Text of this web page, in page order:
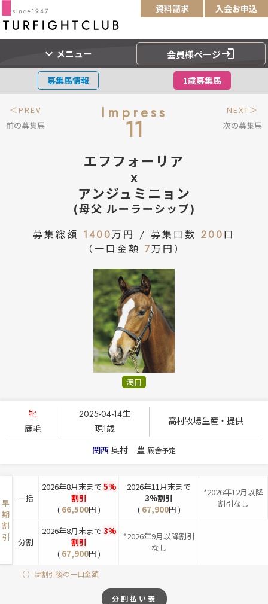
資料請求 入会お申込
expand_more メニュー 会員様ページlogin
募集馬情報 1歳募集馬
＜PREV
前の募集馬
Impress
11
NEXT＞
次の募集馬
エフフォーリア
x
アンジュミニョン
(母父 ルーラーシップ)
募集総額 1400万円 / 募集口数 200口
（一口金額 7万円）
満口
牝
鹿毛
2025-04-14生
現1歳
高村牧場生産・提供
関西 奥村 豊 厩舎予定
早
期
割
引
一括
2026年8月末まで 5%
割引
( 66,500円 )
2026年11月末まで
3%割引
( 67,900円 )
*2026年12月以降
割引なし
分割
2026年8月末まで 3%
割引
( 67,900円 )
*2026年9月以降割引
なし
（ ）は割引後の一口金額
分割払い表